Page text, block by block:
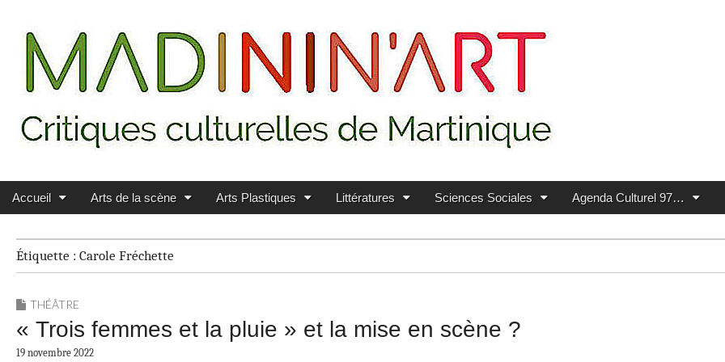
MADININ'ART
Main menu
Skip to content
Accueil Arts de la scène Arts Plastiques Littératures Sciences Sociales Agenda Culturel 97…
Étiquette : Carole Fréchette
THÉÂTRE
« Trois femmes et la pluie » et la mise en scène ?
19 novembre 2022